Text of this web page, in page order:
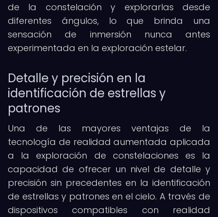
de la constelación y explorarlas desde
diferentes ángulos, lo que brinda una
sensación de inmersión nunca antes
experimentada en la exploración estelar.
Detalle y precisión en la
identificación de estrellas y
patrones
Una de las mayores ventajas de la
tecnología de realidad aumentada aplicada
a la exploración de constelaciones es la
capacidad de ofrecer un nivel de detalle y
precisión sin precedentes en la identificación
de estrellas y patrones en el cielo. A través de
dispositivos compatibles con realidad